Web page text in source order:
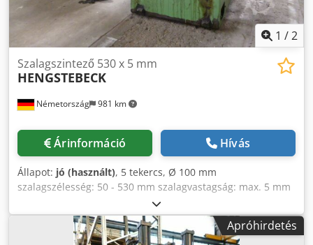
1 /2
Németország 981 km
Szalagszintező 530 x 5 mm
HENGSTEBECK
Árinformáció Hívás
Állapot: jó (használt), 5 tekercs, Ø 100 mm
szalagszélesség: 50 - 530 mm szalagvastagság: max. 5 mm
Apróhirdetés